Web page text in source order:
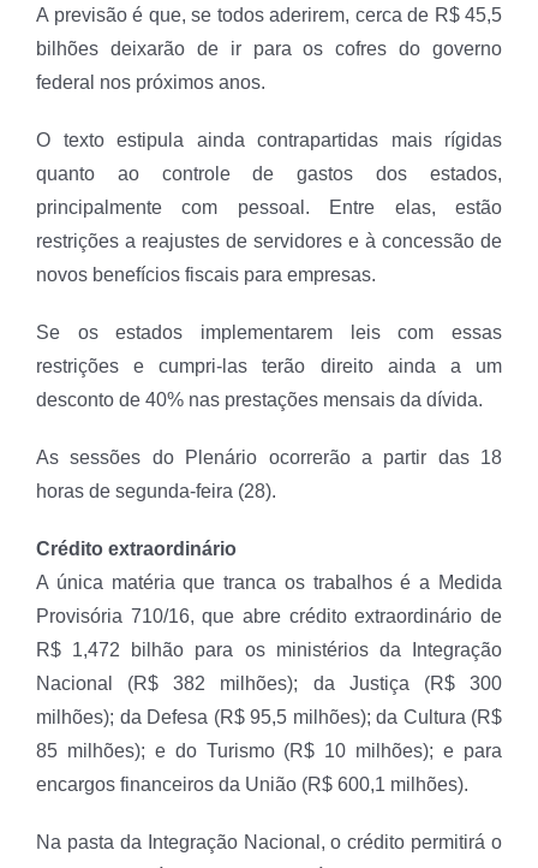
A previsão é que, se todos aderirem, cerca de R$ 45,5
bilhões deixarão de ir para os cofres do governo
federal nos próximos anos.
O texto estipula ainda contrapartidas mais rígidas
quanto ao controle de gastos dos estados,
principalmente com pessoal. Entre elas, estão
restrições a reajustes de servidores e à concessão de
novos benefícios fiscais para empresas.
Se os estados implementarem leis com essas
restrições e cumpri-las terão direito ainda a um
desconto de 40% nas prestações mensais da dívida.
As sessões do Plenário ocorrerão a partir das 18
horas de segunda-feira (28).
Crédito extraordinário
A única matéria que tranca os trabalhos é a Medida
Provisória 710/16, que abre crédito extraordinário de
R$ 1,472 bilhão para os ministérios da Integração
Nacional (R$ 382 milhões); da Justiça (R$ 300
milhões); da Defesa (R$ 95,5 milhões); da Cultura (R$
85 milhões); e do Turismo (R$ 10 milhões); e para
encargos financeiros da União (R$ 600,1 milhões).
Na pasta da Integração Nacional, o crédito permitirá o